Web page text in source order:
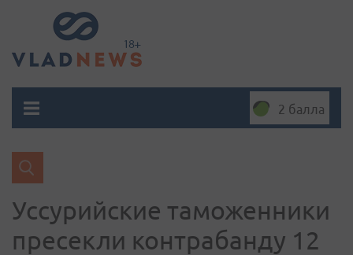
2 балла
Уссурийские таможенники
пресекли контрабанду 12